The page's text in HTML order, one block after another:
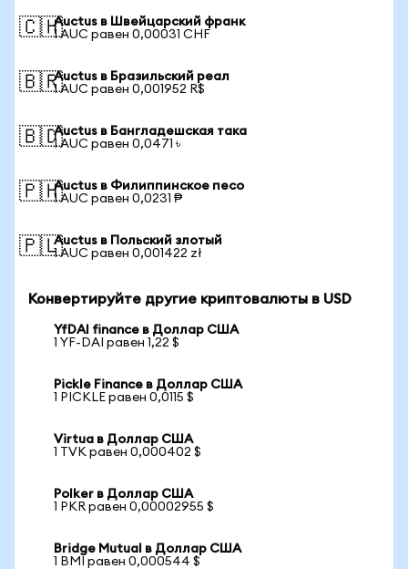
🇨🇭Auctus в Швейцарский франк
1 AUC равен 0,00031 CHF
🇧🇷Auctus в Бразильский реал
1 AUC равен 0,001952 R$
🇧🇩Auctus в Бангладешская така
1 AUC равен 0,0471 ৳
🇵🇭Auctus в Филиппинское песо
1 AUC равен 0,0231 ₱
🇵🇱Auctus в Польский злотый
1 AUC равен 0,001422 zł
Конвертируйте другие криптовалюты в USD
YfDAI finance в Доллар США
1 YF-DAI равен 1,22 $
Pickle Finance в Доллар США
1 PICKLE равен 0,0115 $
Virtua в Доллар США
1 TVK равен 0,000402 $
Polker в Доллар США
1 PKR равен 0,00002955 $
Bridge Mutual в Доллар США
1 BMI равен 0,000544 $